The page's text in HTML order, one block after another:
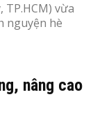
vừa
nguyện hè
nâng cao